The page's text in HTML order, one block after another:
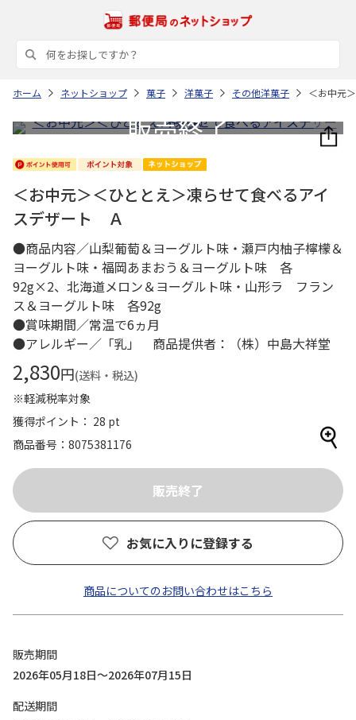
ホーム ネットショップ 菓子 洋菓子 その他洋菓子 ＜お中元
＜お中元＞＜ひととえ＞凍らせて食べるアイ
スデザート Ａ
●商品内容／山梨葡萄＆ヨーグルト味・瀬戸内柚子檸檬＆
ヨーグルト味・福岡あまおう＆ヨーグルト味 各
92g×2、北海道メロン＆ヨーグルト味・山形ラ フラン
ス＆ヨーグルト味 各92g
●賞味期間／常温で6ヵ月
●アレルギー／「乳」 商品提供者：（株）中島大祥堂
2,830円(送料・税込)
※軽減税率対象
獲得ポイント： 28 pt
商品番号
8075381176
お気に入りに登録する
商品についてのお問い合わせはこちら
販売期間
2026年05月18日～2026年07月15日
配送期間